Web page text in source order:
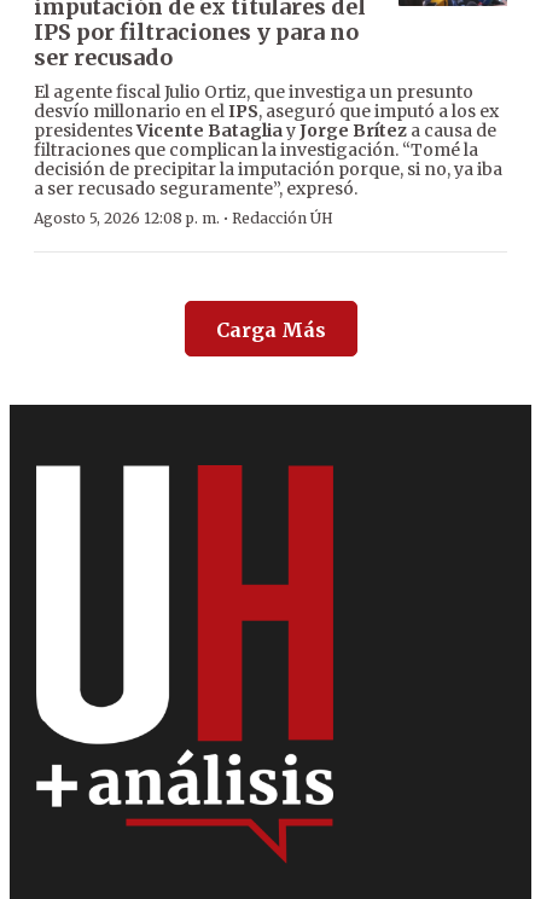
imputación de ex titulares del
IPS por filtraciones y para no
ser recusado
El agente fiscal Julio Ortiz, que investiga un presunto
desvío millonario en elIPS, aseguró que imputó a los ex
presidentesVicente BatagliayJorge Brítez a causa de
filtraciones que complican la investigación. “Tomé la
decisión de precipitar la imputación porque, si no, ya iba
a ser recusado seguramente”, expresó.
Agosto 5, 2026 12:08 p. m. · Redacción ÚH
Carga Más